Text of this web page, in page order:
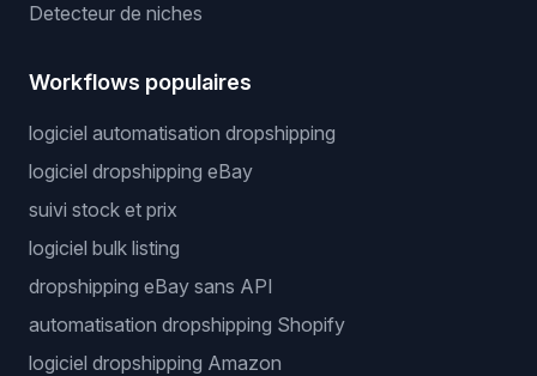
Detecteur de niches
Workflows populaires
logiciel automatisation dropshipping
logiciel dropshipping eBay
suivi stock et prix
logiciel bulk listing
dropshipping eBay sans API
automatisation dropshipping Shopify
logiciel dropshipping Amazon